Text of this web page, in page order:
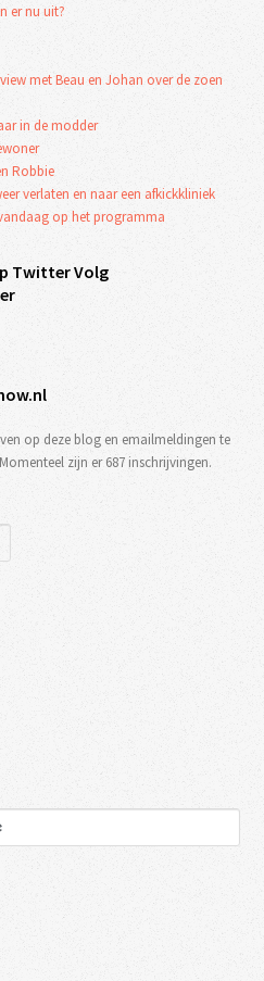
er nu uit?
met Beau en Johan over de zoen
in de modder
Robbie
verlaten en naar een afkickkliniek
op het programma
Volg
op deze blog en emailmeldingen te
zijn er 687 inschrijvingen.